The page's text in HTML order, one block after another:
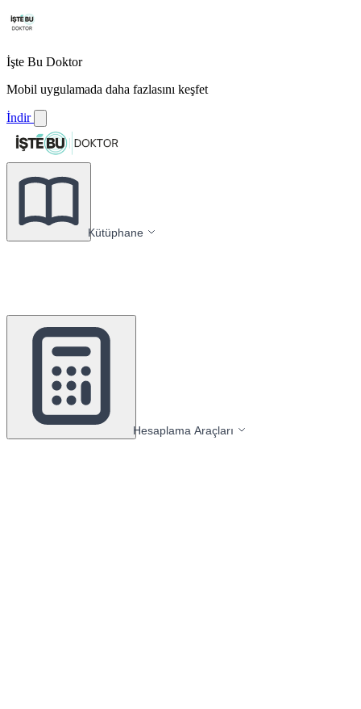
İşte Bu Doktor
Mobil uygulamada daha fazlasını keşfet
İndir
Kütüphane
Hesaplama Araçları